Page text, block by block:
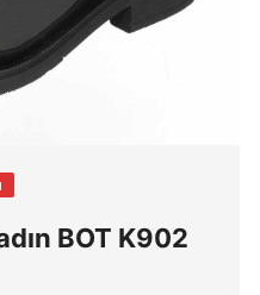
BOT K902